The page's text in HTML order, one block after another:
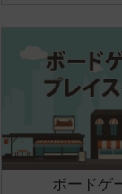
ボードゲ